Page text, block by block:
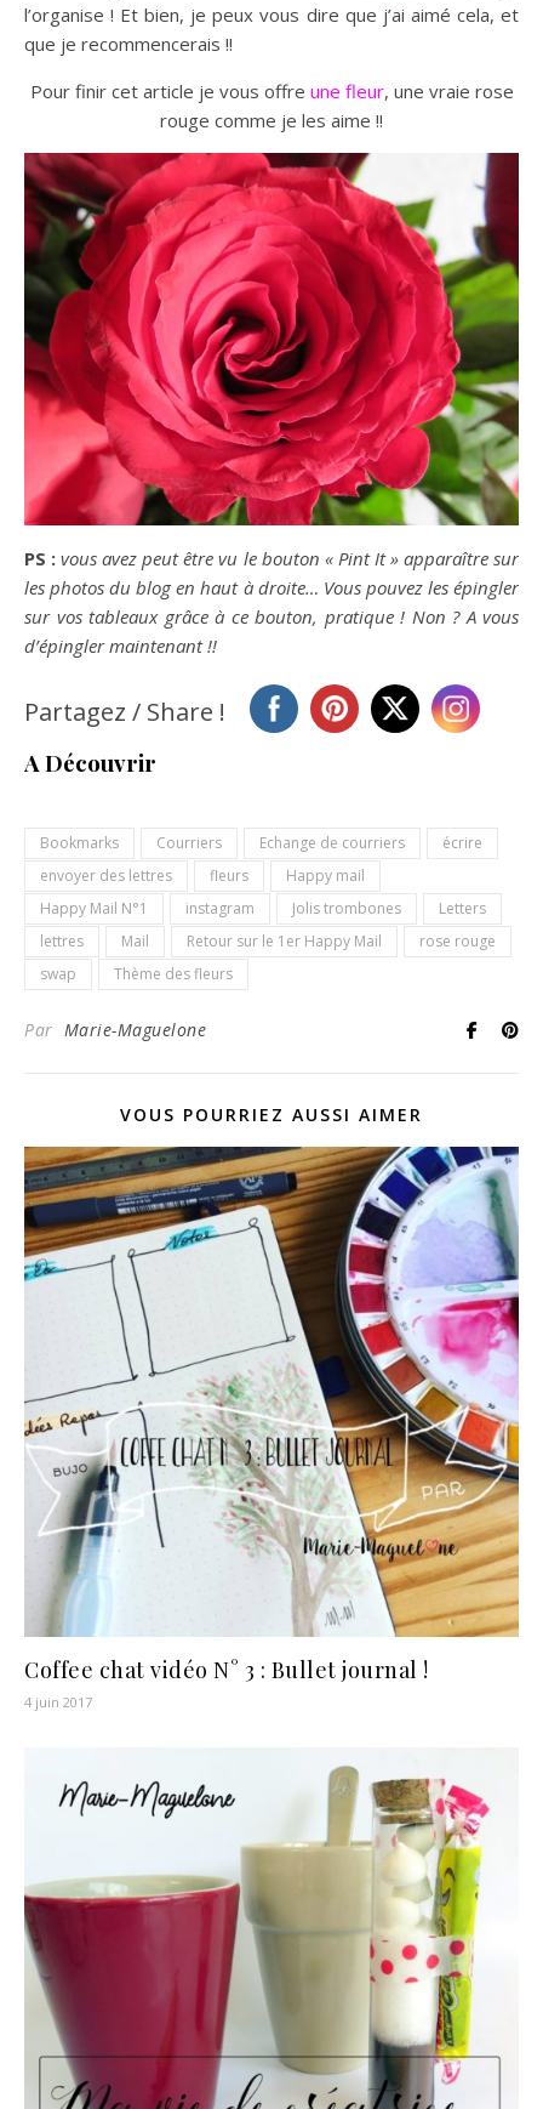
l’organise ! Et bien, je peux vous dire que j’ai aimé cela, et
que je recommencerais !!
Pour finir cet article je vous offre une fleur, une vraie rose
rouge comme je les aime !!
PS : vous avez peut être vu le bouton « Pint It » apparaître sur
les photos du blog en haut à droite… Vous pouvez les épingler
sur vos tableaux grâce à ce bouton, pratique ! Non ? A vous
d’épingler maintenant !!
Partagez / Share !
A Découvrir
Bookmarks Courriers Echange de courriers
écrire
envoyer des lettres
fleurs
Happy mail
Happy Mail N°1
instagram Jolis trombones
Letters
lettres
Mail Retour sur le 1er Happy Mail
rose rouge
swap
Thème des fleurs
Par Marie-Maguelone
VOUS POURRIEZ AUSSI AIMER
Coffee chat vidéo N° 3 : Bullet journal !
4 juin 2017